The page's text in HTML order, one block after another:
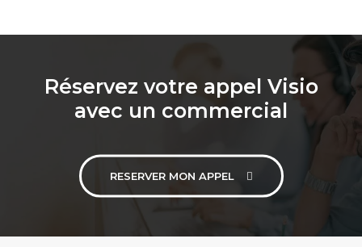
Réservez votre appel Visio
avec un commercial
RESERVER MON APPEL